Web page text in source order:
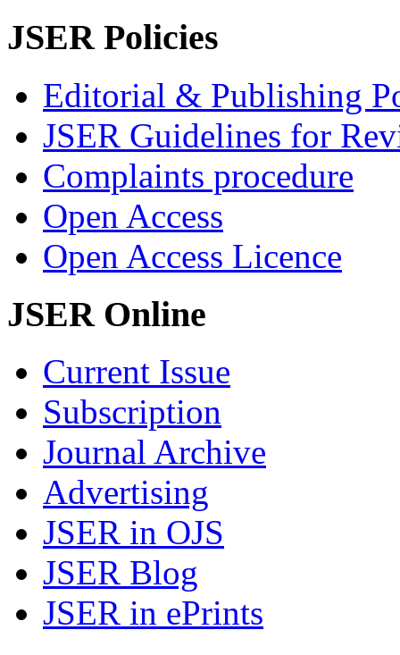
JSER Policies
Editorial & Publishing
JSER Guidelines for
Complaints procedure
Open Access
Open Access Licence
JSER Online
Current Issue
Subscription
Journal Archive
Advertising
JSER in OJS
JSER Blog
JSER in ePrints